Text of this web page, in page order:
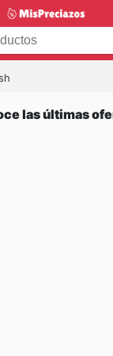
las últimas